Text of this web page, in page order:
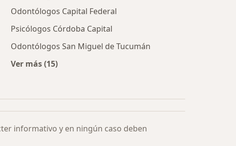
Odontólogos Capital Federal
Psicólogos Córdoba Capital
Odontólogos San Miguel de Tucumán
Ver más (15)
informativo y en ningún caso deben